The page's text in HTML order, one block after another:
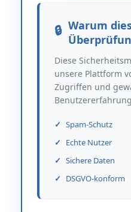
Warum
Diese
unsere Plattform
Zugriffen und
Spam-Schutz
Echte Nutzer
Sichere Daten
DSGVO-konform